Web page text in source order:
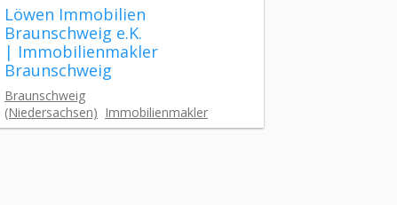
Löwen Immobilien
Braunschweig e.K.
| Immobilienmakler
Braunschweig
Braunschweig
(Niedersachsen) Immobilienmakler